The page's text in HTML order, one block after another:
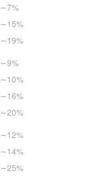
∼7%
∼15%
∼19%
∼9%
∼10%
∼16%
∼20%
∼12%
∼14%
∼25%